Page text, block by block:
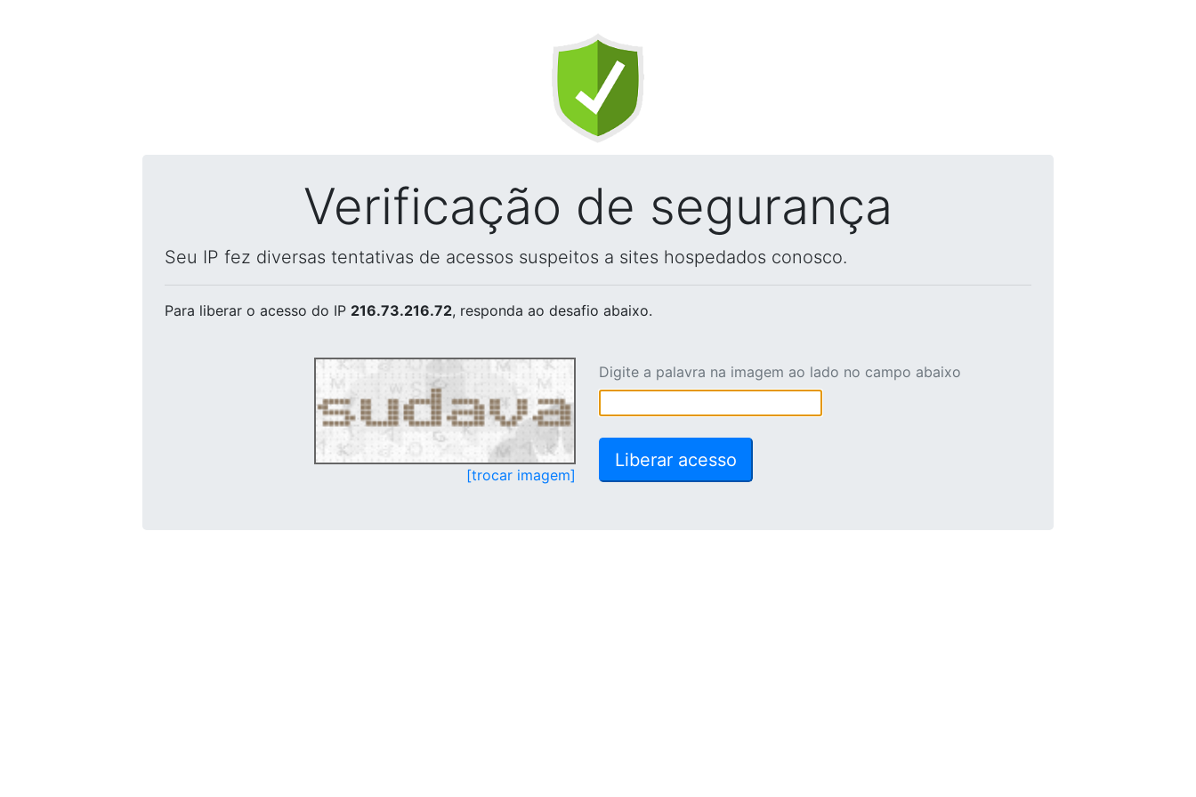
Verificação de segurança
Seu IP fez diversas tentativas de acessos suspeitos a sites hospedados conosco.
Para liberar o acesso do IP 216.73.216.72, responda ao desafio abaixo.
[trocar imagem]
Digite a palavra na imagem ao lado no campo abaixo